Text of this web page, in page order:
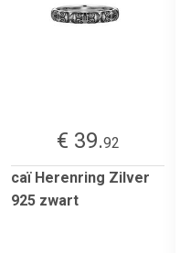
€ 39.92
caï Herenring Zilver
925 zwart